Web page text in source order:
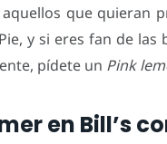
aquellos que quieran
y si eres fan de
pídete un Pink
en Bill’s